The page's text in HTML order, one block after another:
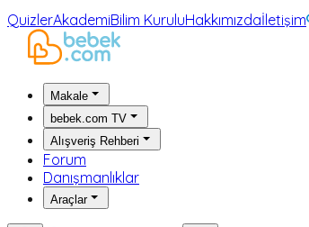
QuizlerAkademiBilim KuruluHakkımızdaİletişim
Makale
bebek.com TV
Alışveriş Rehberi
Forum
Danışmanlıklar
Araçlar